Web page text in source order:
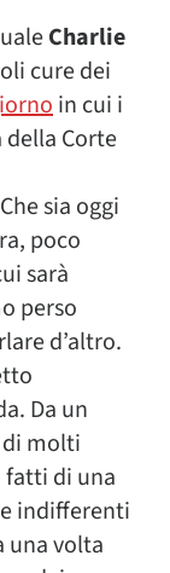
Charlie
cure dei
in cui i
Corte
sia oggi
poco
sarà
perso
d’altro.
Da un
di molti
fatti di una
indifferenti
una volta